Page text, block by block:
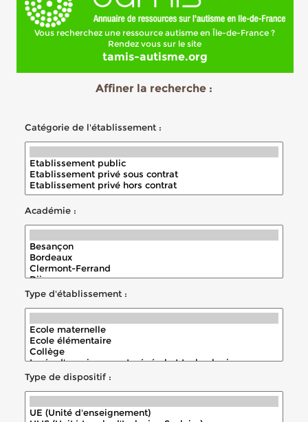
Vous recherchez une ressource autisme en Île-de-France ?
Rendez vous sur le site
tamis-autisme.org
Affiner la recherche :
Catégorie de l'établissement :
Académie :
Type d'établissement :
Type de dispositif :